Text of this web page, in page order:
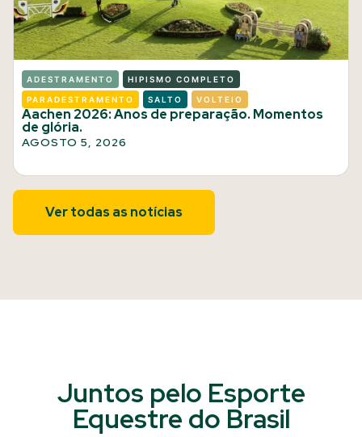
ADESTRAMENTO HIPISMO COMPLETO
PARADESTRAMENTO SALTO VOLTEIO
Aachen 2026: Anos de preparação. Momentos
de glória.
AGOSTO 5, 2026
Ver todas as notícias
Juntos pelo Esporte
Equestre do Brasil​